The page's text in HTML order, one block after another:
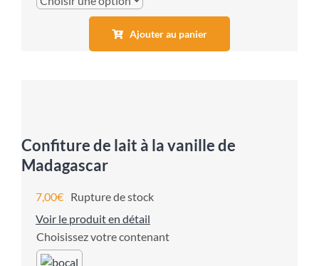
Ajouter au panier
Confiture de lait à la vanille de
Madagascar
7,00€ Rupture de stock
Voir le produit en détail
contenant